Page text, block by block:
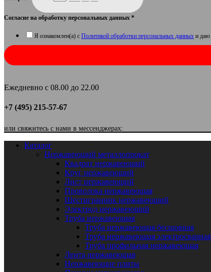
Согласие на обработку персональных данных *
Я ознакомлен(а) с Политикой обработки персональных данных и даю
Ежедневно с 08.00 до 22.00
+7 (495) 215-57-67
или свяжитесь с нами в мессенджерах:
Каталог
Нержавеющий металлопрокат
Квадрат нержавеющий
Круг нержавеющий
Лист нержавеющий
Проволока нержавеющая
Шестигранник нержавеющий
Электрод нержавеющий
Труба нержавеющая
Труба нержавеющая бесшовная
Труба нержавеющая электросварная
Труба профильная нержавеющая
Лента нержавеющая
Нержавеющие плиты